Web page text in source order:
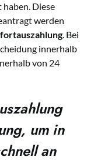
Diese
werden
. Bei
innerhalb
von 24
um in
an